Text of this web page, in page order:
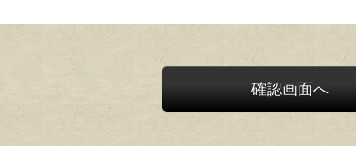
確認画面へ